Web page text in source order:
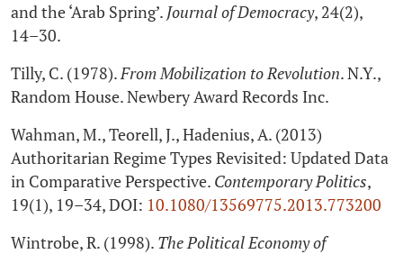
and the ‘Arab Spring’. Journal of Democracy, 24(2),
14–30.
Tilly, C. (1978).From Mobilization to Revolution. N.Y.,
Random House. Newbery Award Records Inc.
Wahman, M., Teorell, J., Hadenius, A. (2013)
Authoritarian Regime Types Revisited: Updated Data
in Comparative Perspective. Contemporary Politics,
19(1), 19–34, DOI: 10.1080/13569775.2013.773200
Wintrobe, R. (1998). The Political Economy of